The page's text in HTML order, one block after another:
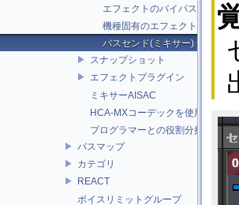
エフェクトのバイパス
機種固有のエフェクト
バスセンド(ミキサー)
スナップショット
エフェクトプラグイン
ミキサーAISAC
HCA-MXコーデックを使用する際の
プログラマーとの役割分担
バスマップ
カテゴリ
REACT
ボイスリミットグループ